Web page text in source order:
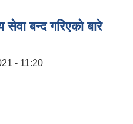
बन्द गरिएको बारे
- 11:20